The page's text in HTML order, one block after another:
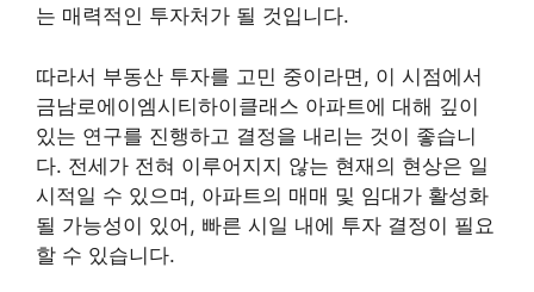
는 매력적인 투자처가 될 것입니다.
따라서 부동산 투자를 고민 중이라면, 이 시점에서
금남로에이엠시티하이클래스 아파트에 대해 깊이
있는 연구를 진행하고 결정을 내리는 것이 좋습니
다. 전세가 전혀 이루어지지 않는 현재의 현상은 일
시적일 수 있으며, 아파트의 매매 및 임대가 활성화
될 가능성이 있어, 빠른 시일 내에 투자 결정이 필요
할 수 있습니다.